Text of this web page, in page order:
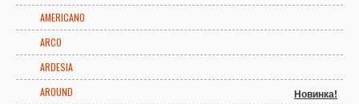
AMERICANO
ARCO
ARDESIA
AROUND
Новинка!